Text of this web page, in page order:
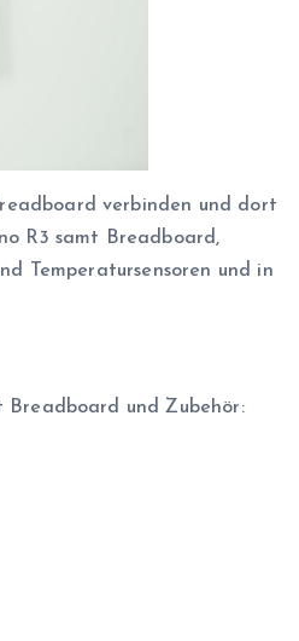
verbinden und dort
R3 samt Breadboard,
Temperatursensoren und in
und Zubehör: